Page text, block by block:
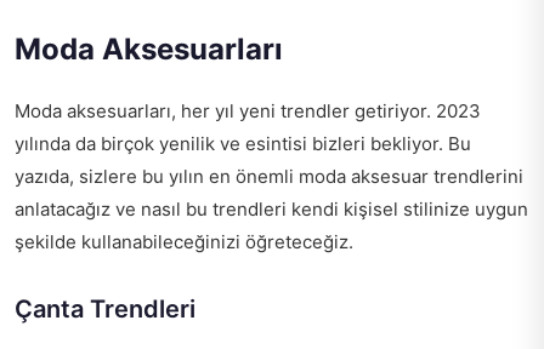
Moda Aksesuarları
Moda aksesuarları, her yıl yeni trendler getiriyor. 2023
yılında da birçok yenilik ve esintisi bizleri bekliyor. Bu
yazıda, sizlere bu yılın en önemli moda aksesuar trendlerini
anlatacağız ve nasıl bu trendleri kendi kişisel stilinize uygun
şekilde kullanabileceğinizi öğreteceğiz.
Çanta Trendleri